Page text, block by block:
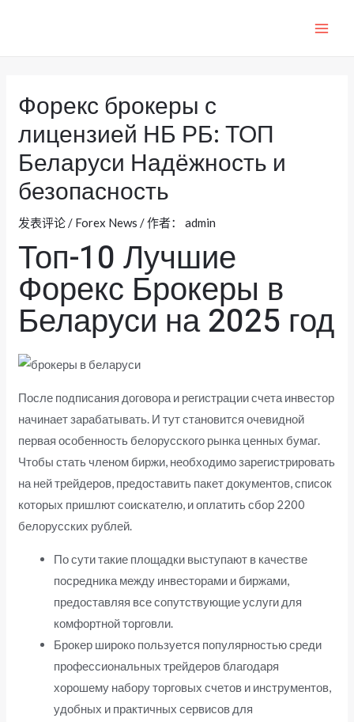
Форекс брокеры с
лицензией НБ РБ: ТОП
Беларуси Надёжность и
безопасность
发表评论/ Forex News / 作者： admin
Топ-10 Лучшие
Форекс Брокеры в
Беларуси на 2025 год
После подписания договора и регистрации счета инвестор
начинает зарабатывать. И тут становится очевидной
первая особенность белорусского рынка ценных бумаг.
Чтобы стать членом биржи, необходимо зарегистрировать
на ней трейдеров, предоставить пакет документов, список
которых пришлют соискателю, и оплатить сбор 2200
белорусских рублей.
По сути такие площадки выступают в качестве
посредника между инвесторами и биржами,
предоставляя все сопутствующие услуги для
комфортной торговли.
Брокер широко пользуется популярностью среди
профессиональных трейдеров благодаря
хорошему набору торговых счетов и инструментов,
удобных и практичных сервисов для